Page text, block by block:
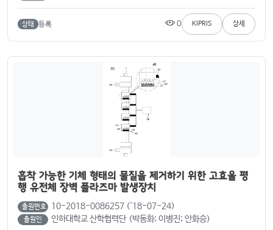
상태 등록 0 KIPRIS 상세
흡착 가능한 기체 형태의 물질을 제거하기 위한 고효율 평
행 유전체 장벽 플라즈마 발생장치
출원번호 10-2018-0086257 ('18-07-24)
출원인 인하대학교 산학협력단 (박동화; 이병진; 안화승)